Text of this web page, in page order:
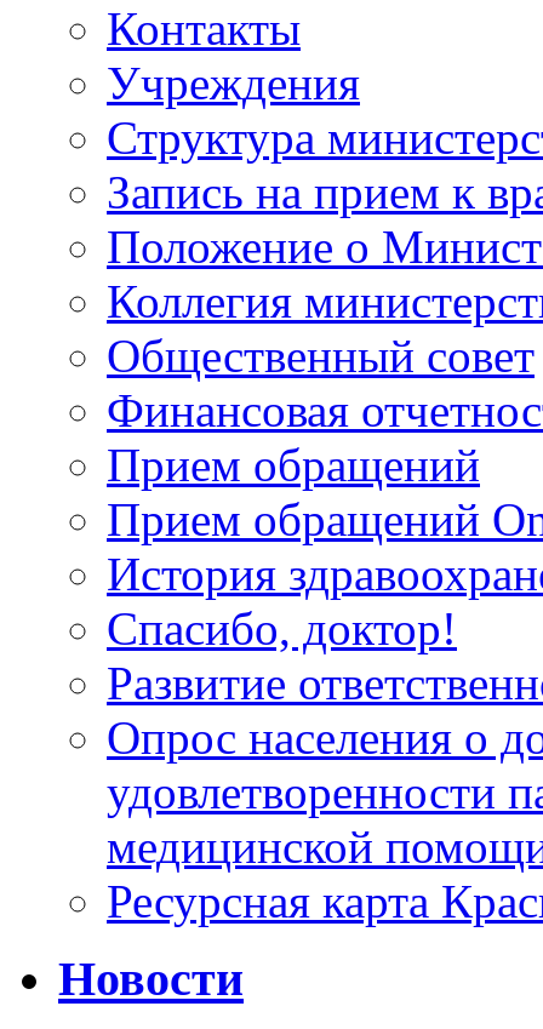
Контакты
Учреждения
Структура
Запись на прием к
Положение о
Коллегия
Общественный совет
Финансовая
Прием обращений
Прием обращений
История
Спасибо, доктор!
Развитие
Опрос населения о
удовлетворенности
медицинской
Ресурсная карта
Новости